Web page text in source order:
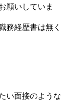
願いしていま
務経歴書は無く
い面接のような